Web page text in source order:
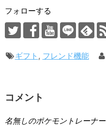
フォローする
ギフト , フレンド機能
コメント
名無しのポケモントレーナー